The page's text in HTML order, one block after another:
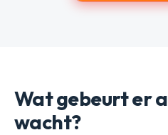
Wat gebeurt er
wacht?